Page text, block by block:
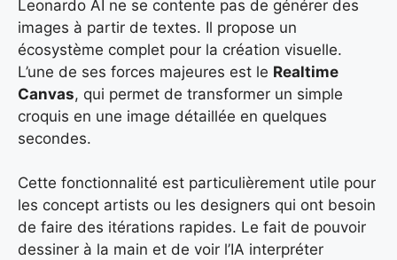
Leonardo AI ne se contente pas de générer des
images à partir de textes. Il propose un
écosystème complet pour la création visuelle.
L’une de ses forces majeures est le Realtime
Canvas, qui permet de transformer un simple
croquis en une image détaillée en quelques
secondes.
Cette fonctionnalité est particulièrement utile pour
les concept artists ou les designers qui ont besoin
de faire des itérations rapides. Le fait de pouvoir
dessiner à la main et de voir l’IA interpréter